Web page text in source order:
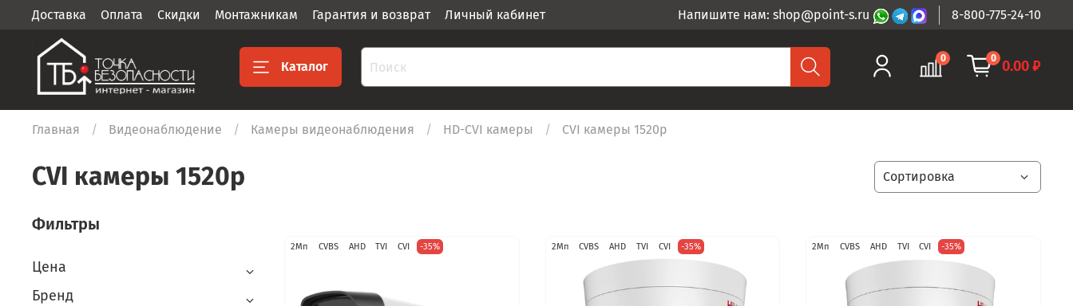
Доставка Оплата Скидки Монтажникам Гарантия и возврат Личный кабинет Напишите нам: shop@point-s.ru 8-800-775-24-10
Каталог
0 0 0.00 ₽
Главная Видеонаблюдение Камеры видеонаблюдения HD-CVI камеры CVI камеры 1520p
CVI камеры 1520p
2Мп CVBS AHD TVI CVI -35% 2Мп CVBS AHD TVI CVI -35% 2Мп CVBS AHD TVI CVI -35%
Фильтры
Цена
Бренд